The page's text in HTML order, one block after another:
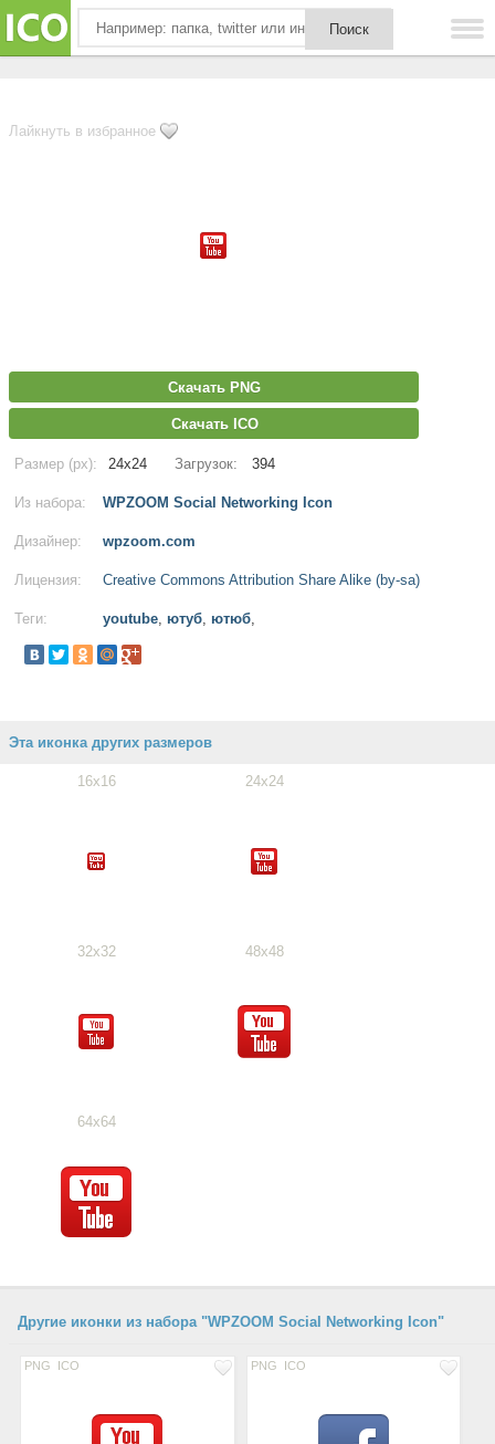
Лайкнуть в избранное
Скачать PNG
Скачать ICO
Размер (px): 24x24 Загрузок: 394
Из набора: WPZOOM Social Networking Icon
Дизайнер: wpzoom.com
Лицензия: Creative Commons Attribution Share Alike (by-sa)
Теги: youtube, ютуб, ютюб,
Эта иконка других размеров
16x16 24x24
32x32 48x48
64x64
Другие иконки из набора "WPZOOM Social Networking Icon"
PNG ICO PNG ICO